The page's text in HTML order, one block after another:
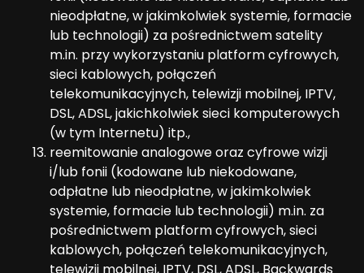
nieodpłatne, w jakimkolwiek systemie, formacie
lub technologii) za pośrednictwem satelity
m.in. przy wykorzystaniu platform cyfrowych,
sieci kablowych, połączeń
telekomunikacyjnych, telewizji mobilnej, IPTV,
DSL, ADSL, jakichkolwiek sieci komputerowych
(w tym Internetu) itp.,
reemitowanie analogowe oraz cyfrowe wizji
i/lub fonii (kodowane lub niekodowane,
odpłatne lub nieodpłatne, w jakimkolwiek
systemie, formacie lub technologii) m.in. za
pośrednictwem platform cyfrowych, sieci
kablowych, połączeń telekomunikacyjnych,